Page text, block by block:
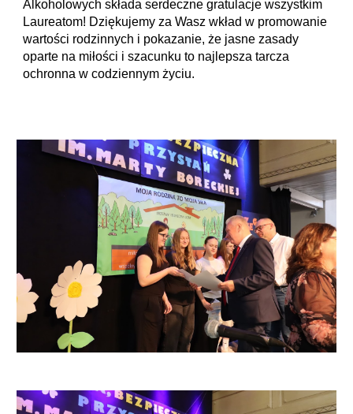
Alkoholowych składa serdeczne gratulacje wszystkim
Laureatom! Dziękujemy za Wasz wkład w promowanie
wartości rodzinnych i pokazanie, że jasne zasady
oparte na miłości i szacunku to najlepsza tarcza
ochronna w codziennym życiu.